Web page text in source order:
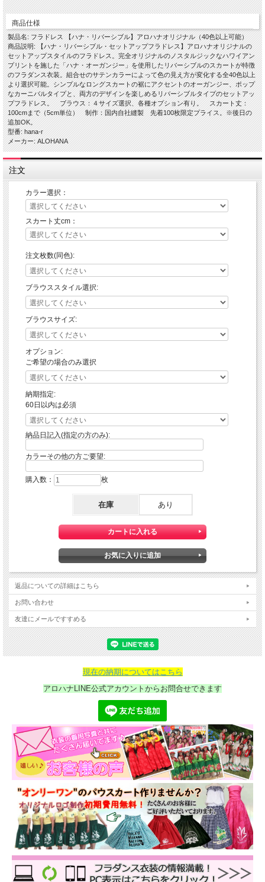
商品仕様
製品名: フラドレス 【ハナ・リバーシブル】アロハナオリジナル（40色以上可能）
商品説明: 【ハナ・リバーシブル・セットアップフラドレス】アロハナオリジナルの
セットアップスタイルのフラドレス。完全オリジナルのノスタルジックなハワイアン
プリントを施した「ハナ・オーガンジー」を使用したリバーシブルのスカートが特徴
のフラダンス衣装。組合せのサテンカラーによって色の見え方が変化する全40色以上
より選択可能。シンプルなロングスカートの裾にアクセントのオーガンジー、ポップ
なカーニバルタイプと、両方のデザインを楽しめるリバーシブルタイプのセットアッ
プフラドレス。 ブラウス：４サイズ選択、各種オプション有り。 スカート丈：
100cmまで（5cm単位） 制作：国内自社縫製 先着100枚限定プライス。※後日の
追加OK。
型番: hana-r
メーカー: ALOHANA
注文
カラー選択：
スカート丈cm：
注文枚数(同色):
ブラウススタイル選択:
ブラウスサイズ:
オプション:
ご希望の場合のみ選択
納期指定:
60日以内は必須
納品日記入(指定の方のみ):
カラーその他の方ご要望:
購入数： 枚
在庫 あり
返品についての詳細はこちら
お問い合わせ
友達にメールですすめる
現在の納期についてはこちら
アロハナLINE公式アカウントからお問合せできます